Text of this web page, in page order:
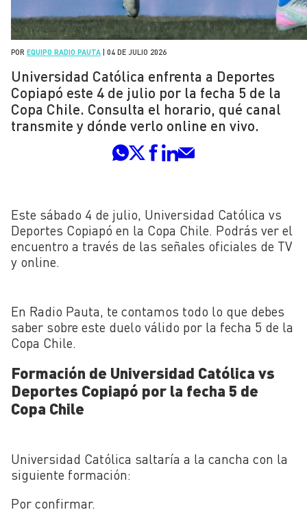
POR EQUIPO RADIO PAUTA 04 DE JULIO 2026
Universidad Católica enfrenta a Deportes
Copiapó este 4 de julio por la fecha 5 de la
Copa Chile. Consulta el horario, qué canal
transmite y dónde verlo online en vivo.
Este sábado 4 de julio, Universidad Católica vs
Deportes Copiapó en la Copa Chile. Podrás ver el
encuentro a través de las señales oficiales de TV
y online.
En Radio Pauta, te contamos todo lo que debes
saber sobre este duelo válido por la fecha 5 de la
Copa Chile.
Formación de Universidad Católica vs
Deportes Copiapó por la fecha 5 de
Copa Chile
Universidad Católica saltaría a la cancha con la
siguiente formación:
Por confirmar.